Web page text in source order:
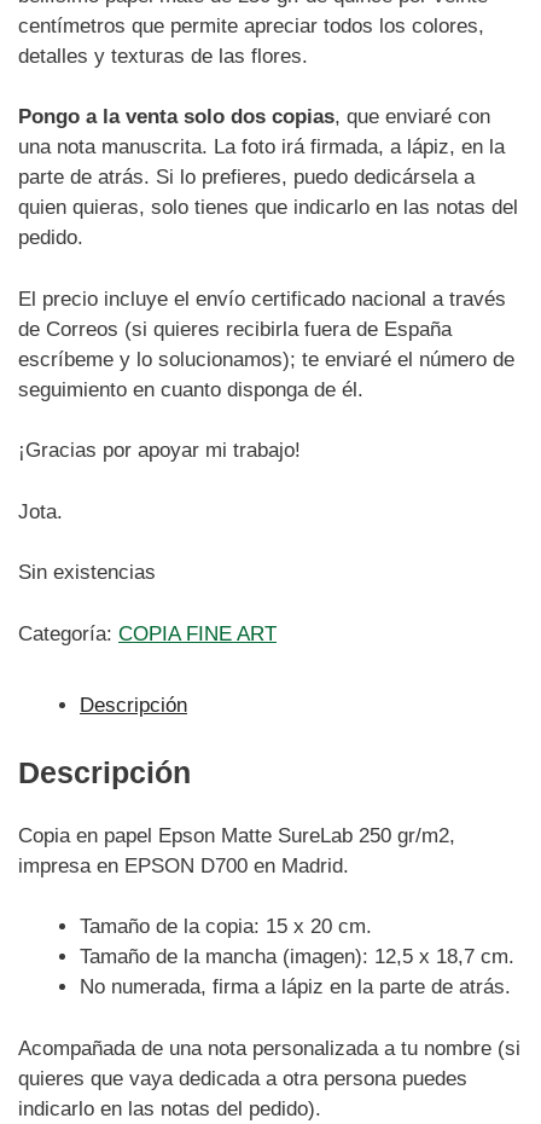
centímetros que permite apreciar todos los colores,
detalles y texturas de las flores.
Pongo a la venta solo dos copias, que enviaré con
una nota manuscrita. La foto irá firmada, a lápiz, en la
parte de atrás. Si lo prefieres, puedo dedicársela a
quien quieras, solo tienes que indicarlo en las notas del
pedido.
El precio incluye el envío certificado nacional a través
de Correos (si quieres recibirla fuera de España
escríbeme y lo solucionamos); te enviaré el número de
seguimiento en cuanto disponga de él.
¡Gracias por apoyar mi trabajo!
Jota.
Sin existencias
Categoría: COPIA FINE ART
Descripción
Descripción
Copia en papel Epson Matte SureLab 250 gr/m2,
impresa en EPSON D700 en Madrid.
Tamaño de la copia: 15 x 20 cm.
Tamaño de la mancha (imagen): 12,5 x 18,7 cm.
No numerada, firma a lápiz en la parte de atrás.
Acompañada de una nota personalizada a tu nombre (si
quieres que vaya dedicada a otra persona puedes
indicarlo en las notas del pedido).